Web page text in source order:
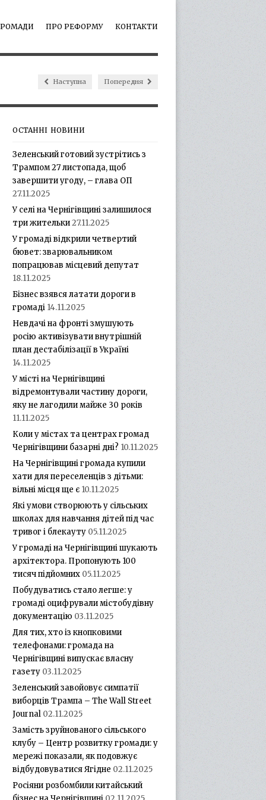
ПРО РЕФОРМУ КОНТАКТИ
Наступна Попередня
ОСТАННІ НОВИНИ
Зеленський готовий зустрітись з
Трампом 27 листопада, щоб
завершити угоду, – глава ОП
27.11.2025
У селі на Чернігівщині залишилося
три жительки27.11.2025
У громаді відкрили четвертий
бювет: зварювальником
попрацював місцевий депутат
18.11.2025
Бізнес взявся латати дороги в
громаді 14.11.2025
Невдачі на фронті змушують
росію активізувати внутрішній
план дестабілізації в Україні
14.11.2025
У місті на Чернігівщині
відремонтували частину дороги,
яку не лагодили майже 30 років
11.11.2025
Коли у містах та центрах громад
Чернігівщини базарні дні? 10.11.2025
На Чернігівщині громада купили
хати для переселенців з дітьми:
вільні місця ще є 10.11.2025
Які умови створюють у сільських
школах для навчання дітей під час
тривог і блекауту 05.11.2025
У громаді на Чернігівщині шукають
архітектора. Пропонують 100
тисяч підйомних 05.11.2025
Побудуватись стало легше: у
громаді оцифрували містобудівну
документацію 03.11.2025
Для тих, хто із кнопковими
телефонами: громада на
Чернігівщині випускає власну
газету 03.11.2025
Зеленський завойовує симпатії
виборців Трампа – The Wall Street
Journal 02.11.2025
Замість зруйнованого сільського
клубу – Центр розвитку громади: у
мережі показали, як подовжує
відбудовуватися Ягідне 02.11.2025
Росіяни розбомбили китайський